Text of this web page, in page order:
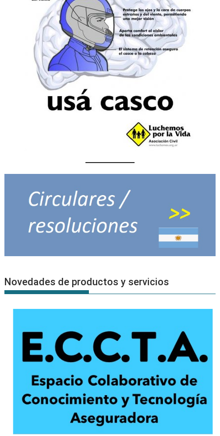
Novedades de productos y servicios